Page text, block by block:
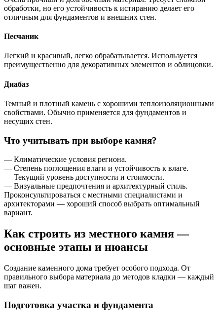
обработки, но его устойчивость к истиранию делает его
отличным для фундаментов и внешних стен.
Песчаник
Легкий и красивый, легко обрабатывается. Используется
преимущественно для декоративных элементов и облицовки.
Диабаз
Темный и плотный камень с хорошими теплоизоляционными
свойствами. Обычно применяется для фундаментов и
несущих стен.
Что учитывать при выборе камня?
— Климатические условия региона.
— Степень поглощения влаги и устойчивость к влаге.
— Текущий уровень доступности и стоимости.
— Визуальные предпочтения и архитектурный стиль.
Проконсультироваться с местными специалистами и
архитекторами — хороший способ выбрать оптимальный
вариант.
Как строить из местного камня —
основные этапы и нюансы
Создание каменного дома требует особого подхода. От
правильного выбора материала до методов кладки — каждый
шаг важен.
Подготовка участка и фундамента